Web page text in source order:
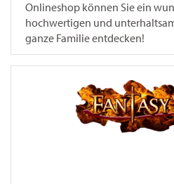
Onlineshop können Sie ein
hochwertigen und
ganze Familie entdecken!